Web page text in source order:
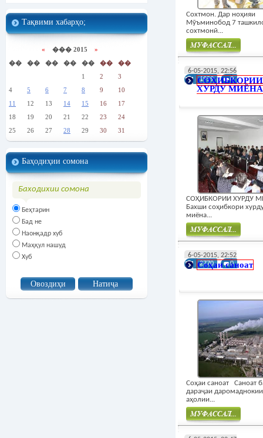
Тақвими хабарҳо;
« ��� 2015 »
��
�� �� �� �� ��
��
1
2
3
4
5 6 7 8 9
10
11
12 13 14 15 16
17
18
19 20 21 22 23
24
25
26 27 28 29 30 31
Баҳодиҳии сомона
Баходихии сомона
Беҳтарин
Бад не
Наонқадр хуб
Маҳқул нашуд
Хуб
Сохтмон. Дар ноҳияи
Мӯъминобод 7
сохтмонӣ...
6-05-2015, 22:56
1959
0
СОҲИБКОРИИ
ХУРДУ МИЁНА
СОҲИБКОРИИ ХУРДУ
Бахши соҳибкори
миёна...
6-05-2015, 22:52
2770
0
Соҳаи саноат
Соҳаи саноат Саноат
дараҷаи даромаднокии
аҳолии...